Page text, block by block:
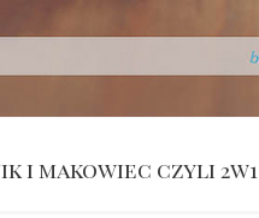
i makowiec czyli 2w1